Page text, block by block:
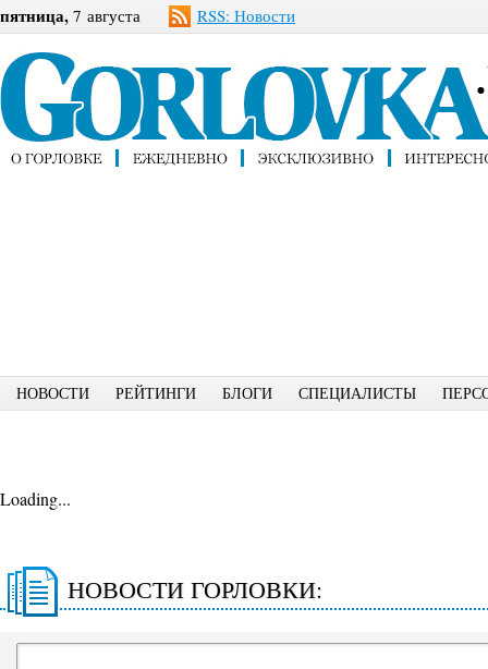
пятница, 7 августа RSS: Новости
НОВОСТИ РЕЙТИНГИ БЛОГИ СПЕЦИАЛИСТЫ
Loading...
НОВОСТИ ГОРЛОВКИ: